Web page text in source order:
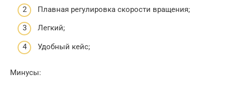
Плавная регулировка скорости вращения;
Легкий;
Удобный кейс;
Минусы: